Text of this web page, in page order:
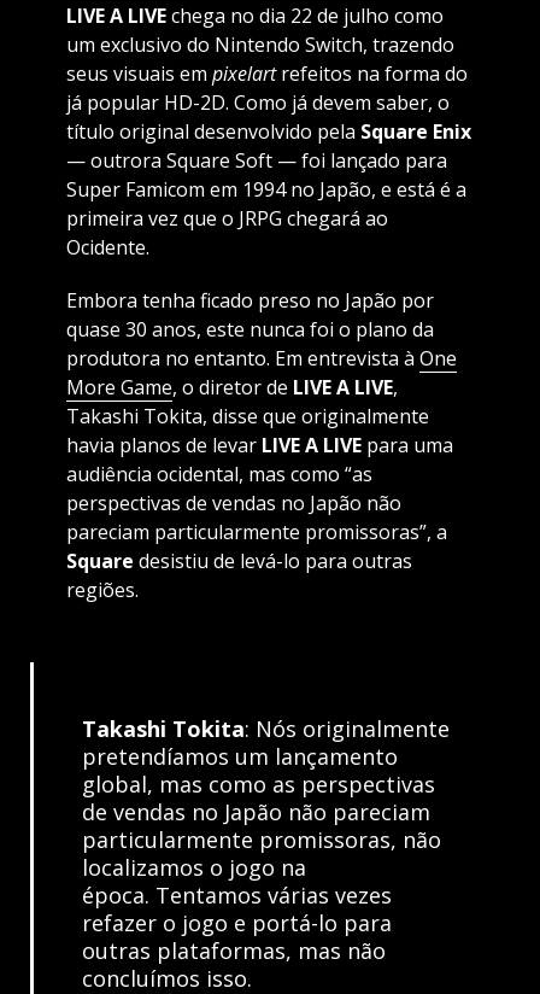
LIVE A LIVEchega no dia 22 de julho como
um exclusivo do Nintendo Switch, trazendo
seus visuais em pixelartrefeitos na forma do
já popular HD-2D. Como já devem saber, o
título original desenvolvido pela Square Enix
— outrora Square Soft — foi lançado para
Super Famicom em 1994 no Japão, e está é a
primeira vez que o JRPG chegará ao
Ocidente.
Embora tenha ficado preso no Japão por
quase 30 anos, este nunca foi o plano da
produtora no entanto. Em entrevista à One
More Game, o diretor de LIVE A LIVE,
Takashi Tokita, disse que originalmente
havia planos de levar LIVE A LIVEpara uma
audiência ocidental, mas como “as
perspectivas de vendas no Japão não
pareciam particularmente promissoras”, a
Square desistiu de levá-lo para outras
regiões.
Takashi Tokita: Nós originalmente
pretendíamos um lançamento
global, mas como as perspectivas
de vendas no Japão não pareciam
particularmente promissoras, não
localizamos o jogo na
época. Tentamos várias vezes
refazer o jogo e portá-lo para
outras plataformas, mas não
concluímos isso.